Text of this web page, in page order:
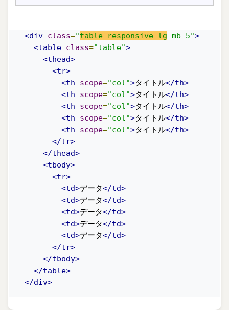
<div class="table-responsive-lg mb-5">
<table class="table">
<thead>
<tr>
<th
scope="col">タイトル</th>
<th
scope="col">タイトル</th>
<th
scope="col">タイトル</th>
<th
scope="col">タイトル</th>
<th
scope="col">タイトル</th>
</tr>
</thead>
<tbody>
<tr>
<td>データ</td>
<td>データ</td>
<td>データ</td>
<td>データ</td>
<td>データ</td>
</tr>
</tbody>
</table>
</div>